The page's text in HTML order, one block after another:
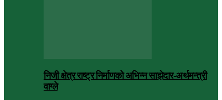
निजी क्षेत्र राष्ट्र निर्माणको अभिन्न साझेदार-अर्थमन्त्री
वाग्ले